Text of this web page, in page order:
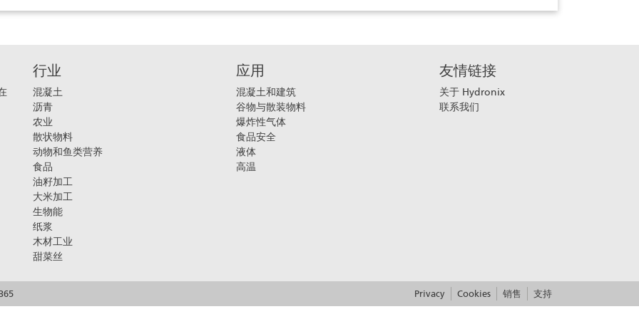
行业
混凝土
沥青
农业
散状物料
动物和鱼类营养
食品
油籽加工
大米加工
生物能
纸浆
木材工业
甜菜丝
应用
混凝土和建筑
谷物与散装物料
爆炸性气体
食品安全
液体
高温
友情链接
关于 Hydronix
联系我们
Privacy Cookies 销售 支持